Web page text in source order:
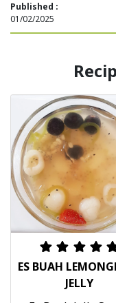
Published :
01/02/2025
ES BUAH
JELLY